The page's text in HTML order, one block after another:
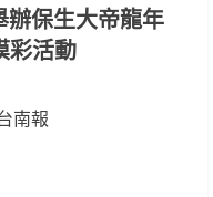
辦保生大帝龍年
彩活動
南報